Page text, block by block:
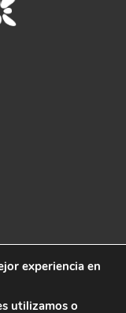
por3COM
experiencia en
utilizamos o